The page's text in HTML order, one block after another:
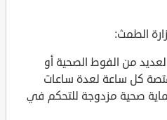
الطمث:
من الفوط الصحية أو
كل ساعة لعدة ساعات
صحية مزدوجة للتحكم في